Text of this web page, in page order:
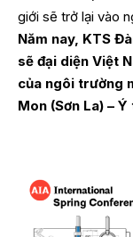
giới sẽ trở lại vào
Năm nay, KTS
sẽ đại diện Việt
của ngôi trường
Mon (Sơn La) –